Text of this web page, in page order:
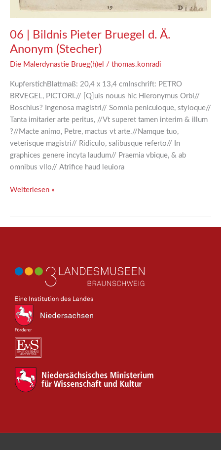
06 | Bildnis Pieter Bruegel d. Ä.
Anonym (Stecher)
Die Malerdynastie Brueg(h)el / thomas.konradi
KupferstichBlattmaß: 20,4 x 13,4 cmInschrift: PETRO
BRVEGEL, PICTORI.// [Q]uis nouus hic Hieronymus Orbi//
Boschius? Ingenosa magistri// Somnia peniculoque, styloque//
Tanta imitarier arte peritus, //Vt superet tamen interim & illum
?//Macte animo, Petre, mactus vt arte.//Namque tuo,
veterisque magistri// Ridiculo, salibusque referto// In
graphices genere incyta laudum// Praemia vbique, & ab
omnibus vllo// Atrifice haud leuiora
Weiterlesen »